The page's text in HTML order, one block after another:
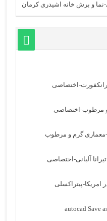
نما و برش خانه اشیدری کرمان
اختصاصی
و مرطوب-اختصاصی
معماری گرم و مرطوب
آلبانی-اختصاصی
پیتراکسلی